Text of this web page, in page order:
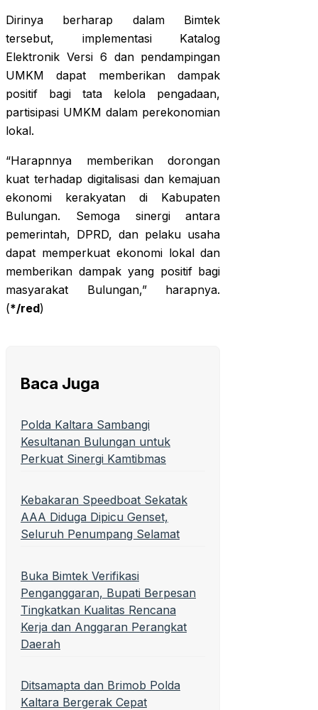
Dirinya berharap dalam Bimtek
tersebut, implementasi Katalog
Elektronik Versi 6 dan pendampingan
UMKM dapat memberikan dampak
positif bagi tata kelola pengadaan,
partisipasi UMKM dalam perekonomian
lokal.
“Harapnnya memberikan dorongan
kuat terhadap digitalisasi dan kemajuan
ekonomi kerakyatan di Kabupaten
Bulungan. Semoga sinergi antara
pemerintah, DPRD, dan pelaku usaha
dapat memperkuat ekonomi lokal dan
memberikan dampak yang positif bagi
masyarakat Bulungan,” harapnya.
(*/red)
Baca Juga
Polda Kaltara Sambangi
Kesultanan Bulungan untuk
Perkuat Sinergi Kamtibmas
Kebakaran Speedboat Sekatak
AAA Diduga Dipicu Genset,
Seluruh Penumpang Selamat
Buka Bimtek Verifikasi
Penganggaran, Bupati Berpesan
Tingkatkan Kualitas Rencana
Kerja dan Anggaran Perangkat
Daerah
Ditsamapta dan Brimob Polda
Kaltara Bergerak Cepat